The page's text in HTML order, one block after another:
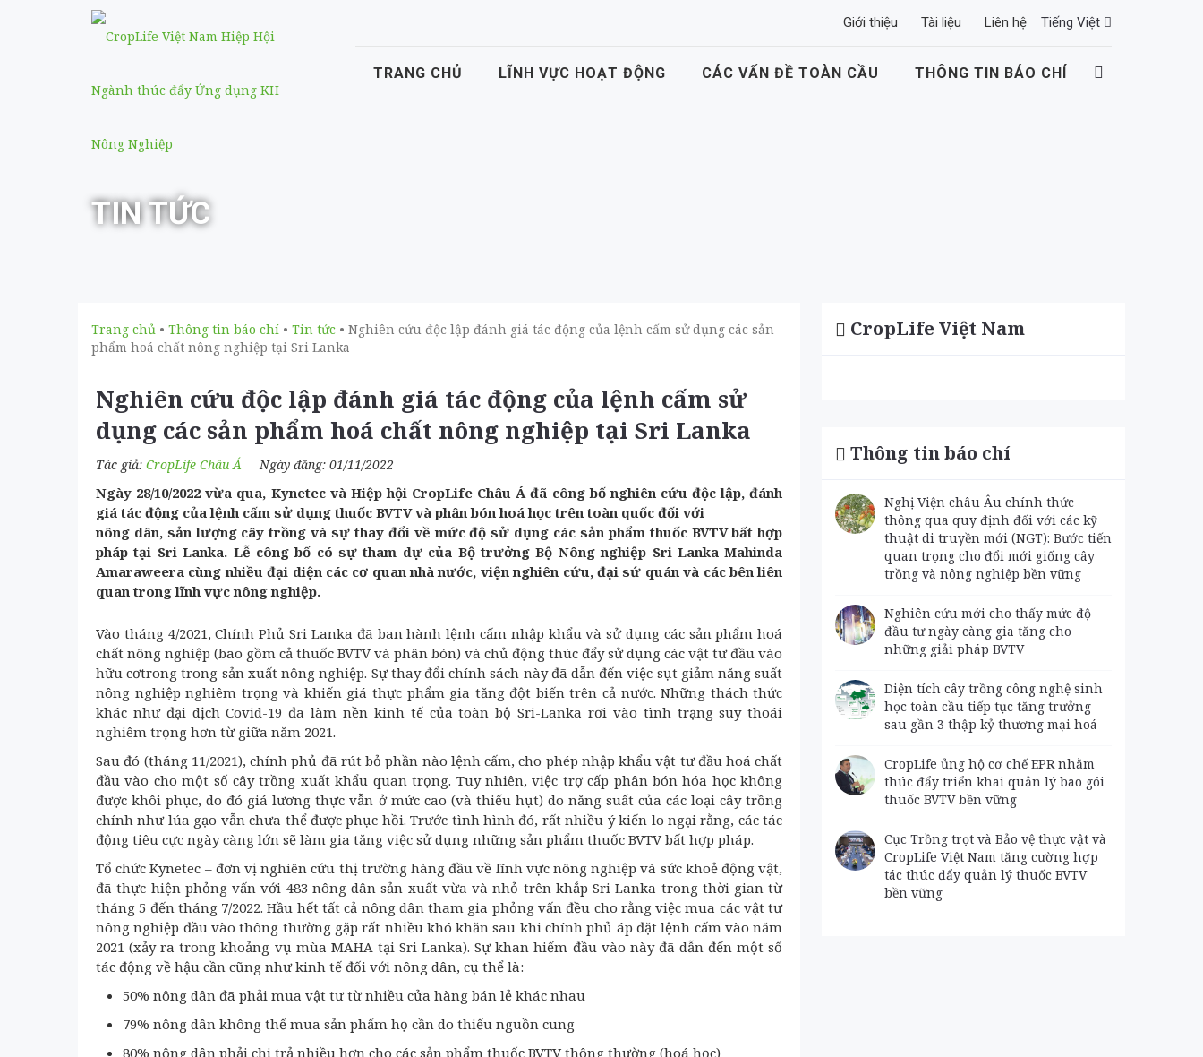
Giới thiệu Tài liệu Liên hệ Tiếng Việt
TRANG CHỦ LĨNH VỰC HOẠT ĐỘNG CÁC VẤN ĐỀ TOÀN CẦU THÔNG TIN BÁO CHÍ
TIN TỨC
Trang chủ • Thông tin báo chí • Tin tức • Nghiên cứu độc lập đánh giá tác động của lệnh cấm sử dụng các sản
phẩm hoá chất nông nghiệp tại Sri Lanka
Nghiên cứu độc lập đánh giá tác động của lệnh cấm sử
dụng các sản phẩm hoá chất nông nghiệp tại Sri Lanka
Tác giả: CropLife Châu Á Ngày đăng: 01/11/2022
Ngày 28/10/2022 vừa qua, Kynetec và Hiệp hội CropLife Châu Á đã công bố nghiên cứu độc lập, đánh
giá tác động của lệnh cấm sử dụng thuốc BVTV và phân bón hoá học trên toàn quốc đối với
nông dân, sản lượng cây trồng và sự thay đổi về mức độ sử dụng các sản phẩm thuốc BVTV bất hợp
pháp tại Sri Lanka. Lễ công bố có sự tham dự của Bộ trưởng Bộ Nông nghiệp Sri Lanka Mahinda
Amaraweera cùng nhiều đại diện các cơ quan nhà nước, viện nghiên cứu, đại sứ quán và các bên liên
quan trong lĩnh vực nông nghiệp.
Vào tháng 4/2021, Chính Phủ Sri Lanka đã ban hành lệnh cấm nhập khẩu và sử dụng các sản phẩm hoá
chất nông nghiệp (bao gồm cả thuốc BVTV và phân bón) và chủ động thúc đẩy sử dụng các vật tư đầu vào
hữu cơtrong trong sản xuất nông nghiệp. Sự thay đổi chính sách này đã dẫn đến việc sụt giảm năng suất
nông nghiệp nghiêm trọng và khiến giá thực phẩm gia tăng đột biến trên cả nước. Những thách thức
khác như đại dịch Covid-19 đã làm nền kinh tế của toàn bộ Sri-Lanka rơi vào tình trạng suy thoái
nghiêm trọng hơn từ giữa năm 2021.
Sau đó (tháng 11/2021), chính phủ đã rút bỏ phần nào lệnh cấm, cho phép nhập khẩu vật tư đầu hoá chất
đầu vào cho một số cây trồng xuất khẩu quan trọng. Tuy nhiên, việc trợ cấp phân bón hóa học không
được khôi phục, do đó giá lương thực vẫn ở mức cao (và thiếu hụt) do năng suất của các loại cây trồng
chính như lúa gạo vẫn chưa thể được phục hồi. Trước tình hình đó, rất nhiều ý kiến lo ngại rằng, các tác
động tiêu cực ngày càng lớn sẽ làm gia tăng việc sử dụng những sản phẩm thuốc BVTV bất hợp pháp.
Tổ chức Kynetec – đơn vị nghiên cứu thị trường hàng đầu về lĩnh vực nông nghiệp và sức khoẻ động vật,
đã thực hiện phỏng vấn với 483 nông dân sản xuất vừa và nhỏ trên khắp Sri Lanka trong thời gian từ
tháng 5 đến tháng 7/2022. Hầu hết tất cả nông dân tham gia phỏng vấn đều cho rằng việc mua các vật tư
nông nghiệp đầu vào thông thường gặp rất nhiều khó khăn sau khi chính phủ áp đặt lệnh cấm vào năm
2021 (xảy ra trong khoảng vụ mùa MAHA tại Sri Lanka). Sự khan hiếm đầu vào này đã dẫn đến một số
tác động về hậu cần cũng như kinh tế đối với nông dân, cụ thể là:
50% nông dân đã phải mua vật tư từ nhiều cửa hàng bán lẻ khác nhau
79% nông dân không thể mua sản phẩm họ cần do thiếu nguồn cung
80% nông dân phải chi trả nhiều hơn cho các sản phẩm thuốc BVTV thông thường (hoá học)
CropLife Việt Nam
Thông tin báo chí
Nghị Viện châu Âu chính thức
thông qua quy định đối với các kỹ
thuật di truyền mới (NGT): Bước tiến
quan trọng cho đổi mới giống cây
trồng và nông nghiệp bền vững
Nghiên cứu mới cho thấy mức độ
đầu tư ngày càng gia tăng cho
những giải pháp BVTV
Diện tích cây trồng công nghệ sinh
học toàn cầu tiếp tục tăng trưởng
sau gần 3 thập kỷ thương mại hoá
CropLife ủng hộ cơ chế EPR nhằm
thúc đẩy triển khai quản lý bao gói
thuốc BVTV bền vững
Cục Trồng trọt và Bảo vệ thực vật và
CropLife Việt Nam tăng cường hợp
tác thúc đẩy quản lý thuốc BVTV
bền vững